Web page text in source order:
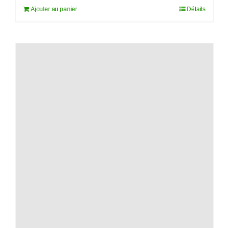
Ajouter au panier Détails